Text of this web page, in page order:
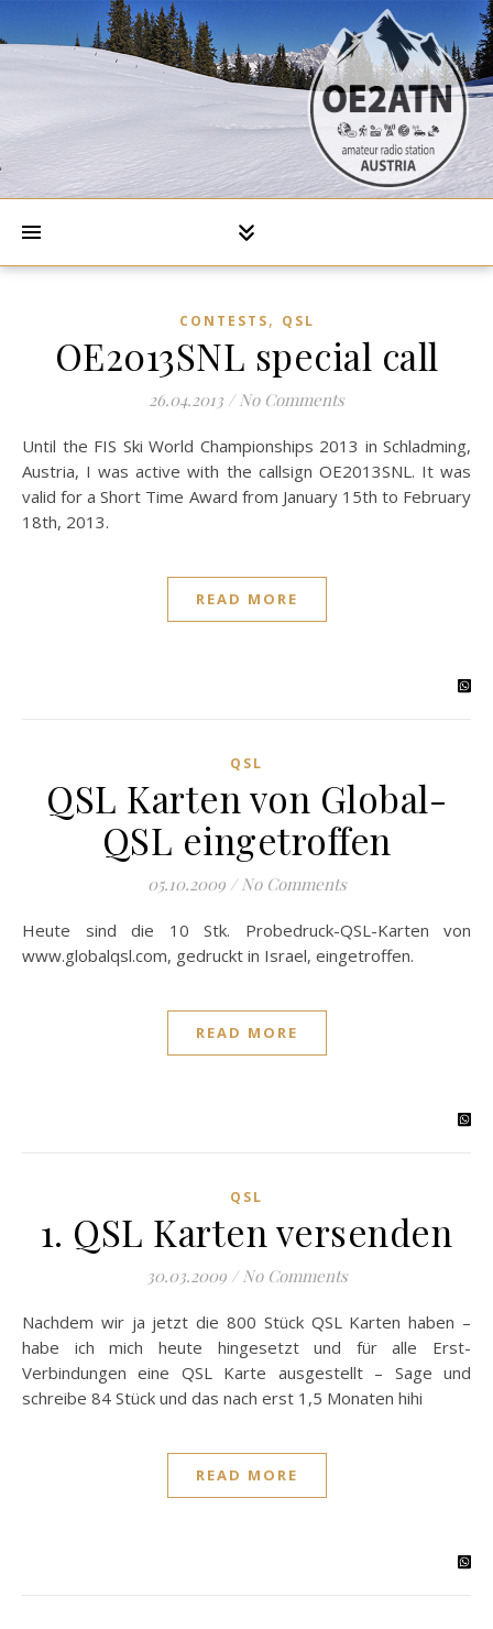
CONTESTS, QSL
OE2013SNL special call
26.04.2013 / No Comments
Until the FIS Ski World Championships 2013 in Schladming,
Austria, I was active with the callsign OE2013SNL. It was
valid for a Short Time Award from January 15th to February
18th, 2013.
READ MORE
QSL
QSL Karten von Global-
QSL eingetroffen
05.10.2009 / No Comments
Heute sind die 10 Stk. Probedruck-QSL-Karten von
www.globalqsl.com, gedruckt in Israel, eingetroffen.
READ MORE
QSL
1. QSL Karten versenden
30.03.2009 / No Comments
Nachdem wir ja jetzt die 800 Stück QSL Karten haben –
habe ich mich heute hingesetzt und für alle Erst-
Verbindungen eine QSL Karte ausgestellt – Sage und
schreibe 84 Stück und das nach erst 1,5 Monaten hihi
READ MORE